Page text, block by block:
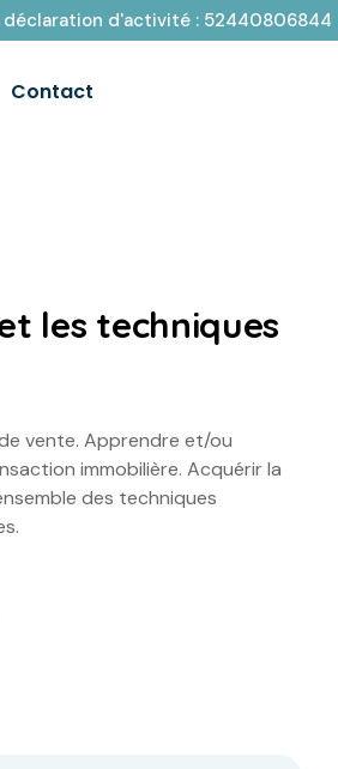
déclaration d'activité : 52440806844
Contact
les techniques
vente. Apprendre et/ou
immobilière. Acquérir la
des techniques